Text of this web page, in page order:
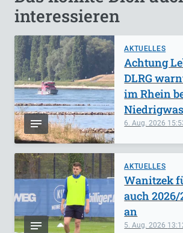
interessieren
AKTUELLES
6. Aug. 2026
Achtung
DLRG
im Rhein
AKTUELLES
5. Aug. 2026
Wanitzek
auch
an